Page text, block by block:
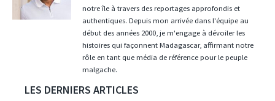
notre île à travers des reportages approfondis et
authentiques. Depuis mon arrivée dans l'équipe au
début des années 2000, je m'engage à dévoiler les
histoires qui façonnent Madagascar, affirmant notre
rôle en tant que média de référence pour le peuple
malgache.
LES DERNIERS ARTICLES